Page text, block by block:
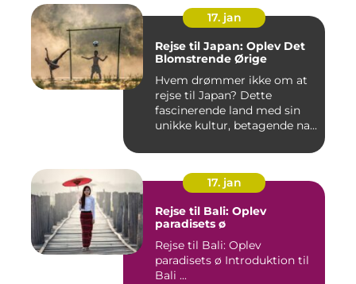
17. jan
Rejse til Japan: Oplev Det
Blomstrende Ørige
Hvem drømmer ikke om at
rejse til Japan? Dette
fascinerende land med sin
unikke kultur, betagende na...
17. jan
Rejse til Bali: Oplev
paradisets ø
Rejse til Bali: Oplev
paradisets ø Introduktion til
Bali ...